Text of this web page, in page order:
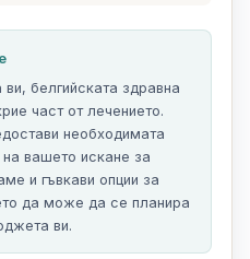
белгийската здравна
част от лечението.
необходимата
вашето искане за
и гъвкави опции за
да може да се планира
ви.